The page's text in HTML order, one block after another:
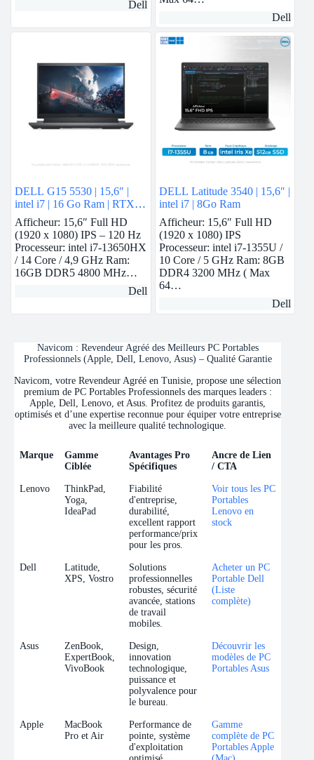
Dell
Dell
DELL G15 5530 | 15,6″ |
intel i7 | 16 Go Ram | RTX
3050
Afficheur: 15,6″ Full HD
(1920 x 1080) IPS – 120 Hz
Processeur: intel i7-13650HX
/ 14 Core / 4,9 GHz Ram:
16GB DDR5 4800 MHz…
Dell
DELL Latitude 3540 | 15,6″ |
intel i7 | 8Go Ram
Afficheur: 15,6″ Full HD
(1920 x 1080) IPS
Processeur: intel i7-1355U /
10 Core / 5 GHz Ram: 8GB
DDR4 3200 MHz ( Max
64…
Dell
Navicom : Revendeur Agréé des Meilleurs PC Portables
Professionnels (Apple, Dell, Lenovo, Asus) – Qualité Garantie
Navicom, votre Revendeur Agréé en Tunisie, propose une sélection
premium de PC Portables Professionnels des marques leaders :
Apple, Dell, Lenovo, et Asus. Profitez de produits garantis,
optimisés et d’une expertise reconnue pour équiper votre entreprise
avec la meilleure qualité technologique.
Marque
Gamme
Ciblée
Avantages Pro
Spécifiques
Ancre de Lien
/ CTA
Marque
Gamme
Ciblée
Avantages Pro
Spécifiques
Ancre de Lien
/ CTA
Lenovo
ThinkPad,
Yoga,
IdeaPad
Fiabilité
d'entreprise,
durabilité,
excellent rapport
performance/prix
pour les pros.
Voir tous les PC
Portables
Lenovo en
stock
Dell
Latitude,
XPS, Vostro
Solutions
professionnelles
robustes, sécurité
avancée, stations
de travail
mobiles.
Acheter un PC
Portable Dell
(Liste
complète)
Asus
ZenBook,
ExpertBook,
VivoBook
Design,
innovation
technologique,
puissance et
polyvalence pour
le bureau.
Découvrir les
modèles de PC
Portables Asus
Apple
MacBook
Pro et Air
Performance de
pointe, système
d'exploitation
Gamme
complète de PC
Portables Apple